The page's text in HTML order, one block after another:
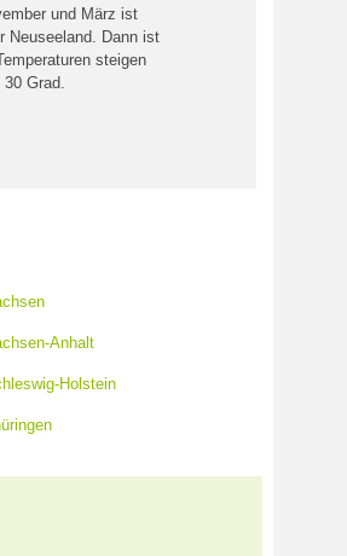
und März ist
Neuseeland. Dann ist
steigen
Grad.
Anhalt
Holstein